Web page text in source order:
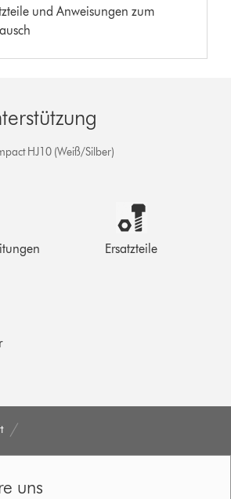
und Anweisungen zum
HJ10 (Weiß/Silber)
Ersatzteile
uns